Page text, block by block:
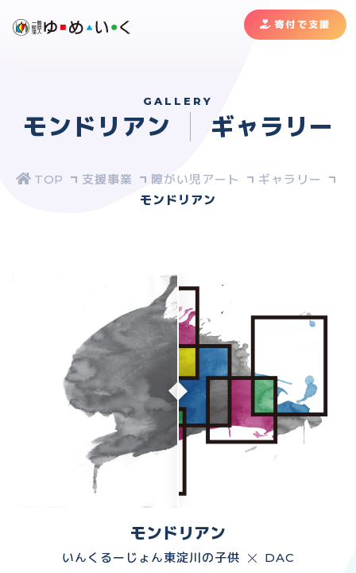
寄付で支援
GALLERY
モンドリアン ギャラリー
支援事業 障がい児アート
ギャラリー
モンドリアン
モンドリアン
いんくるーじょん東淀川の子供 DAC